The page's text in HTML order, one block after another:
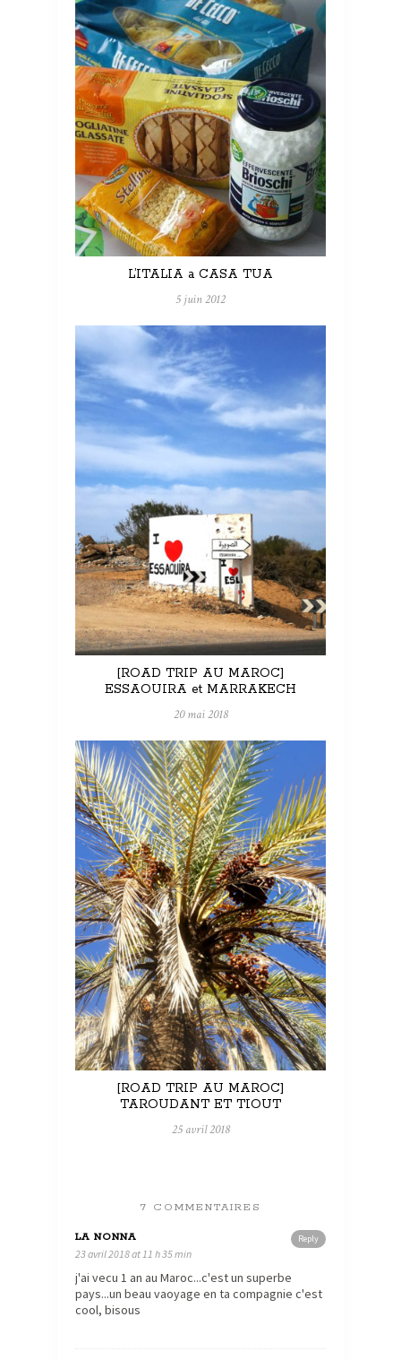
L’ITALIA a CASA TUA
5 juin 2012
[ROAD TRIP AU MAROC]
ESSAOUIRA et MARRAKECH
20 mai 2018
[ROAD TRIP AU MAROC]
TAROUDANT ET TIOUT
25 avril 2018
7 COMMENTAIRES
Reply
LA NONNA
23 avril 2018 at 11 h 35 min
j'ai vecu 1 an au Maroc...c'est un superbe
pays...un beau vaoyage en ta compagnie c'est
cool, bisous